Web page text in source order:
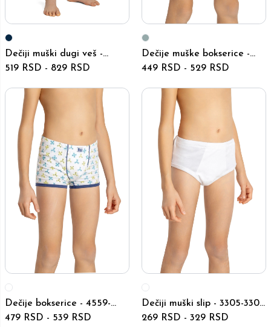
Dečiji muški dugi veš -
4380-4383 - Teget
519 RSD - 829 RSD
Dečije muške bokserice -
4210-4212 - Teget
449 RSD - 529 RSD
Dečije bokserice - 4559-
4561 - Bele
479 RSD - 539 RSD
Dečiji muški slip - 3305-3307
- Beli
269 RSD - 329 RSD